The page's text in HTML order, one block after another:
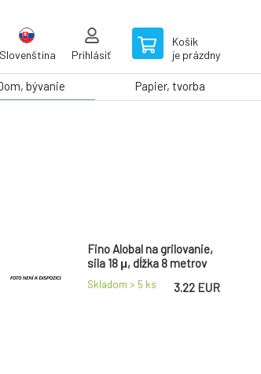
Slovenština Prihlásiť
Košík
je prázdny
bývanie Papier, tvorba
Fino Alobal na grilovanie,
sila 18 μ, dĺžka 8 metrov
Skladom > 5 ks 3.22 EUR